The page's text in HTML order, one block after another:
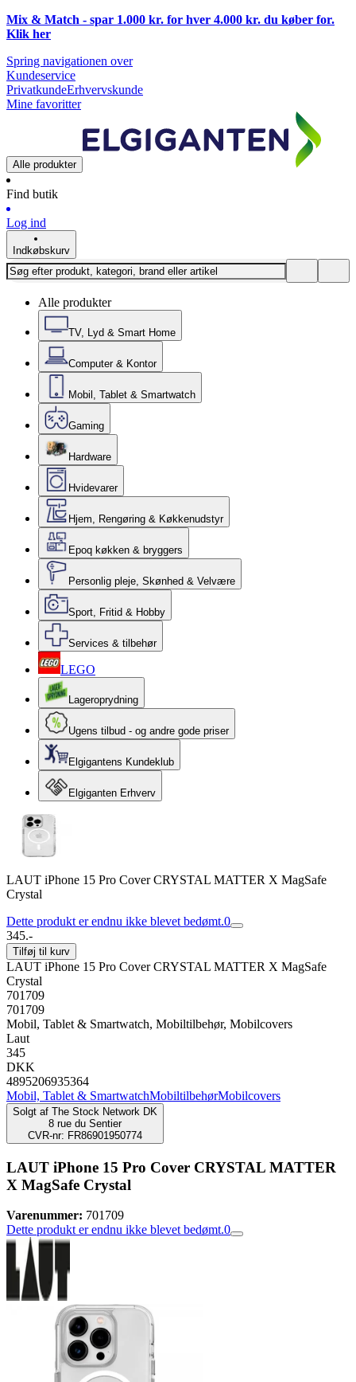
Mix & Match - spar 1.000 kr. for hver 4.000 kr. du køber for.
Klik her
Spring navigationen over
Kundeservice
PrivatkundeErhvervskunde
Mine favoritter
Alle produkter
Find butik
Log ind
Indkøbskurv
Alle produkter
TV, Lyd & Smart Home
Computer & Kontor
Mobil, Tablet & Smartwatch
Gaming
Hardware
Hvidevarer
Hjem, Rengøring & Køkkenudstyr
Epoq køkken & bryggers
Personlig pleje, Skønhed & Velvære
Sport, Fritid & Hobby
Services & tilbehør
LEGO
Lageroprydning
Ugens tilbud - og andre gode priser
Elgigantens Kundeklub
Elgiganten Erhverv
LAUT iPhone 15 Pro Cover CRYSTAL MATTER X MagSafe
Crystal
Dette produkt er endnu ikke blevet bedømt.0
345.-
Tilføj til kurv
LAUT iPhone 15 Pro Cover CRYSTAL MATTER X MagSafe
Crystal
701709
701709
Mobil, Tablet & Smartwatch, Mobiltilbehør, Mobilcovers
Laut
345
DKK
4895206935364
Mobil, Tablet & SmartwatchMobiltilbehørMobilcovers
Solgt af The Stock Network DK
8 rue du Sentier
CVR-nr: FR86901950774
LAUT iPhone 15 Pro Cover CRYSTAL MATTER
X MagSafe Crystal
Varenummer: 701709
Dette produkt er endnu ikke blevet bedømt.0